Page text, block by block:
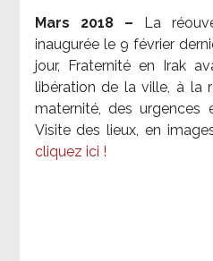
Mars 2018 –
La
inaugurée le 9 février
jour, Fraternité en Irak
libération de la ville, à la
maternité, des urgences
Visite des lieux, en
cliquez ici !